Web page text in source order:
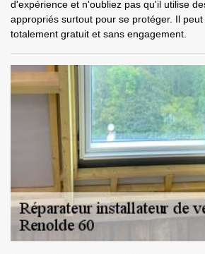
d'expérience et n'oubliez pas qu'il utilise
appropriés surtout pour se protéger. Il
totalement gratuit et sans engagement.